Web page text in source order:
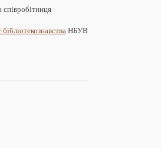
співробітниця
НБУВ